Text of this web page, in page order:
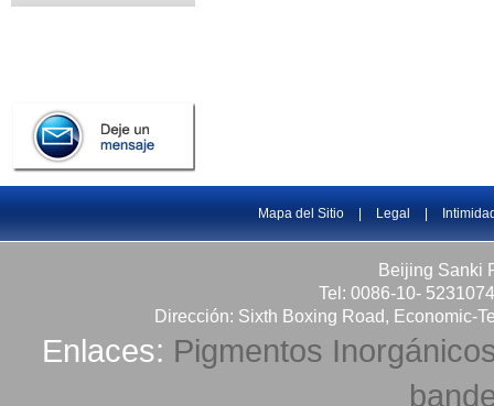
Mapa del Sitio Legal
Beijing Sanki
Tel: 0086-10-
Dirección: Sixth Boxing Road, Economic-
Enlaces: Pigmentos